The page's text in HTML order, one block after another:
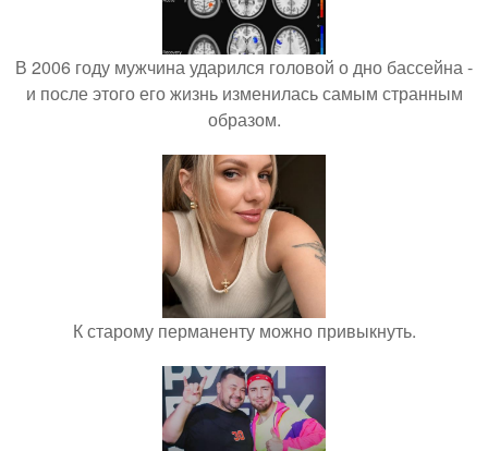
В 2006 году мужчина ударился головой о дно бассейна -
и после этого его жизнь изменилась самым странным
образом.
К старому перманенту можно привыкнуть.